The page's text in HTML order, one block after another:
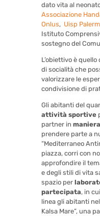
dato vita al
Associazione
Onlus, Uisp
Istituto
sostegno del
L’obiettivo è
di socialità che
valorizzare le
condivisione di
Gli abitanti del
attività sportive
partner in
prendere parte a
“Mediterraneo
piazza, corri con
approfondire il
e degli stili di vita
spazio per
partecipata, in
linea gli abitanti
Kalsa Mare”, una